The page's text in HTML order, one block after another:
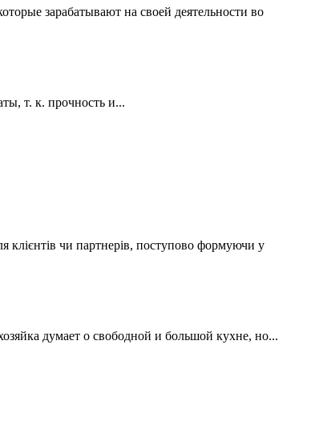
зарабатывают на своей деятельности во
т. к. прочность и...
клієнтів чи партнерів, поступово формуючи у
думает о свободной и большой кухне, но...